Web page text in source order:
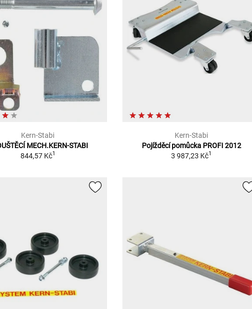
Kern-Stabi
MECH.KERN-STABI
844,57 Kč1
Kern-Stabi
Pojížděcí pomůcka PROFI 2012
3 987,23 Kč1